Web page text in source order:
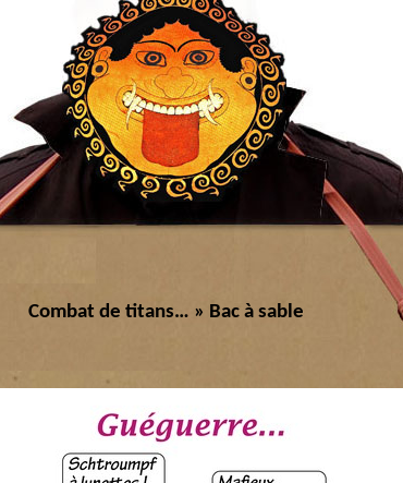
Combat de titans… » Bac à sable